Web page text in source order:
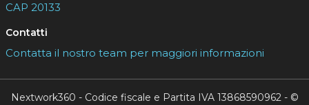
CAP 20133
Contatti
Contatta il nostro team per maggiori informazioni
Nextwork360 - Codice fiscale e Partita IVA 13868590962 - ©